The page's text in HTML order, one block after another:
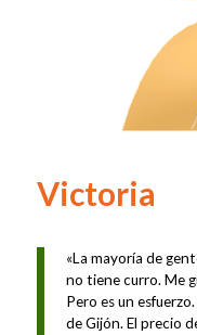
Victoria
«La mayoría de
no tiene curro.Me
Pero esun
deGijón. El precio